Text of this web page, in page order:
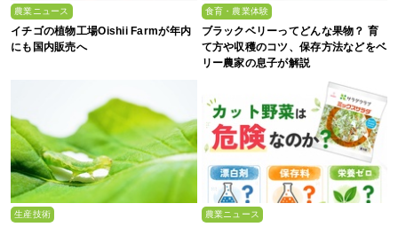
農業ニュース
イチゴの植物工場Oishii Farmが年内
にも国内販売へ
食育・農業体験
ブラックベリーってどんな果物？ 育
て方や収穫のコツ、保存方法などをベ
リー農家の息子が解説
生産技術 農業ニュース